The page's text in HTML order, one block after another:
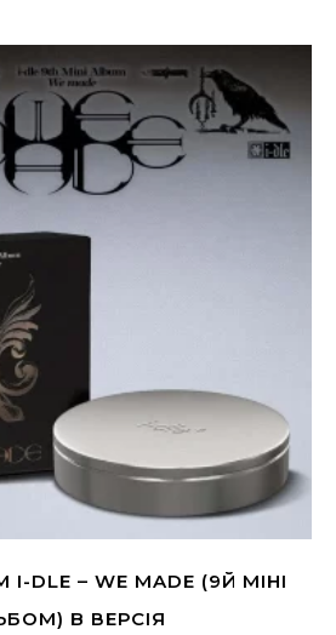
DLE – WE MADE (9Й МІНІ
B ВЕРСІЯ